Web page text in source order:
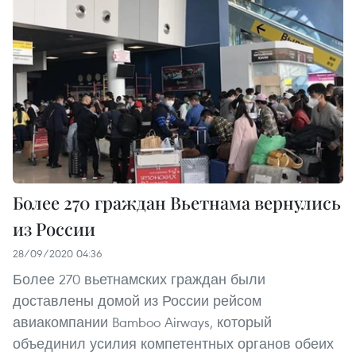
Более 270 граждан Вьетнама вернулись
из России
28/09/2020 04:36
Более 270 вьетнамских граждан были
доставлены домой из России рейсом
авиакомпании Bamboo Airways, который
объединил усилия компетентных органов обеих